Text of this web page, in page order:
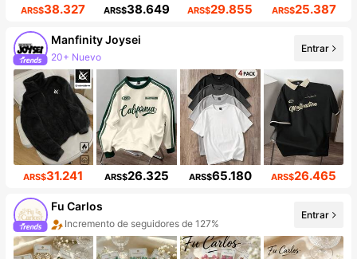
ARS$38.327 ARS$38.649 ARS$29.855 ARS$25.387
Manfinity Joysei
20+ Nuevo
Incremento de seguidores de 21%
Entrar
ARS$31.241 ARS$26.325 ARS$65.180 ARS$26.465
Fu Carlos
Incremento de seguidores de 127%
Entrar